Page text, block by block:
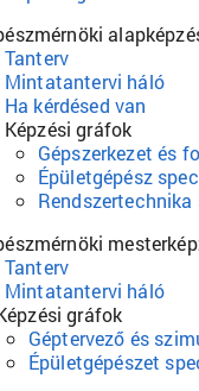
Tanterv
Mintatantervi háló
Ha kérdésed van
Képzési gráfok
Gépszerkezet és
Épületgépész
Tanterv
Mintatantervi háló
gráfok
Géptervező és
Épületgépészet